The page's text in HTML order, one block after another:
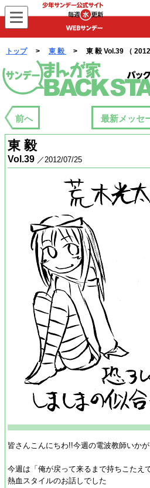
トップ> 東 毅 > 東 毅 Vol.39 （ 2012/
まんが家バックステージ
前へ 最新メッセ
東 毅
Vol.39 ／2012/07/25
皆さんこんにちわ!!今週の電波教師いか
今週は「俺が戻って来るまで持ちこたえ
熱血スタイルのお話しでした